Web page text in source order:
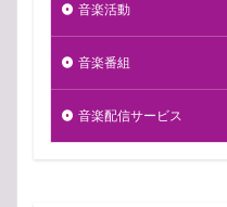
音楽活動
音楽番組
音楽配信サービス